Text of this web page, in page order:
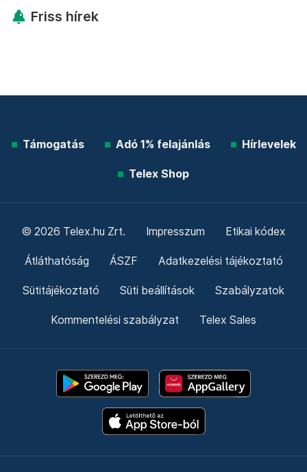
Friss hírek
Támogatás Adó 1% felajánlás Hírlevelek
Telex Shop
© 2026 Telex.hu Zrt. Impresszum Etikai kódex
Átláthatóság ÁSZF Adatkezelési tájékoztató
Sütitájékoztató Süti beállítások Szabályzatok
Kommentelési szabályzat Telex Sales